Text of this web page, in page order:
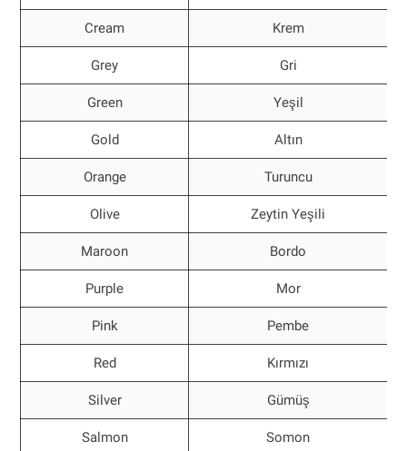
Cream Krem
Grey Gri
Green Yeşil
Gold Altın
Orange Turuncu
Olive Zeytin Yeşili
Maroon Bordo
Purple Mor
Pink Pembe
Red Kırmızı
Silver Gümüş
Salmon Somon